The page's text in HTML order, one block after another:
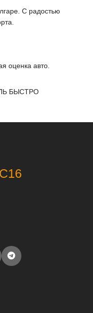
С радостью
оценка авто.
БЫСТРО